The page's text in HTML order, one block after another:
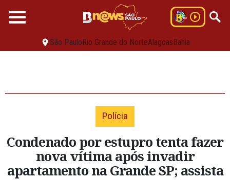
São PauloRio Grande do NorteAlagoasBahia
Polícia
Condenado por estupro tenta fazer
nova vítima após invadir
apartamento na Grande SP; assista